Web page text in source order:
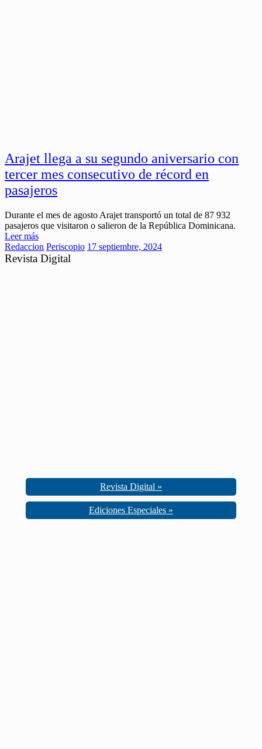
Arajet llega a su segundo aniversario con
tercer mes consecutivo de récord en
pasajeros
Durante el mes de agosto Arajet transportó un total de 87 932
pasajeros que visitaron o salieron de la República Dominicana.
Leer más
Redaccion Periscopio 17 septiembre, 2024
Revista Digital
Revista Digital »
Ediciones Especiales »